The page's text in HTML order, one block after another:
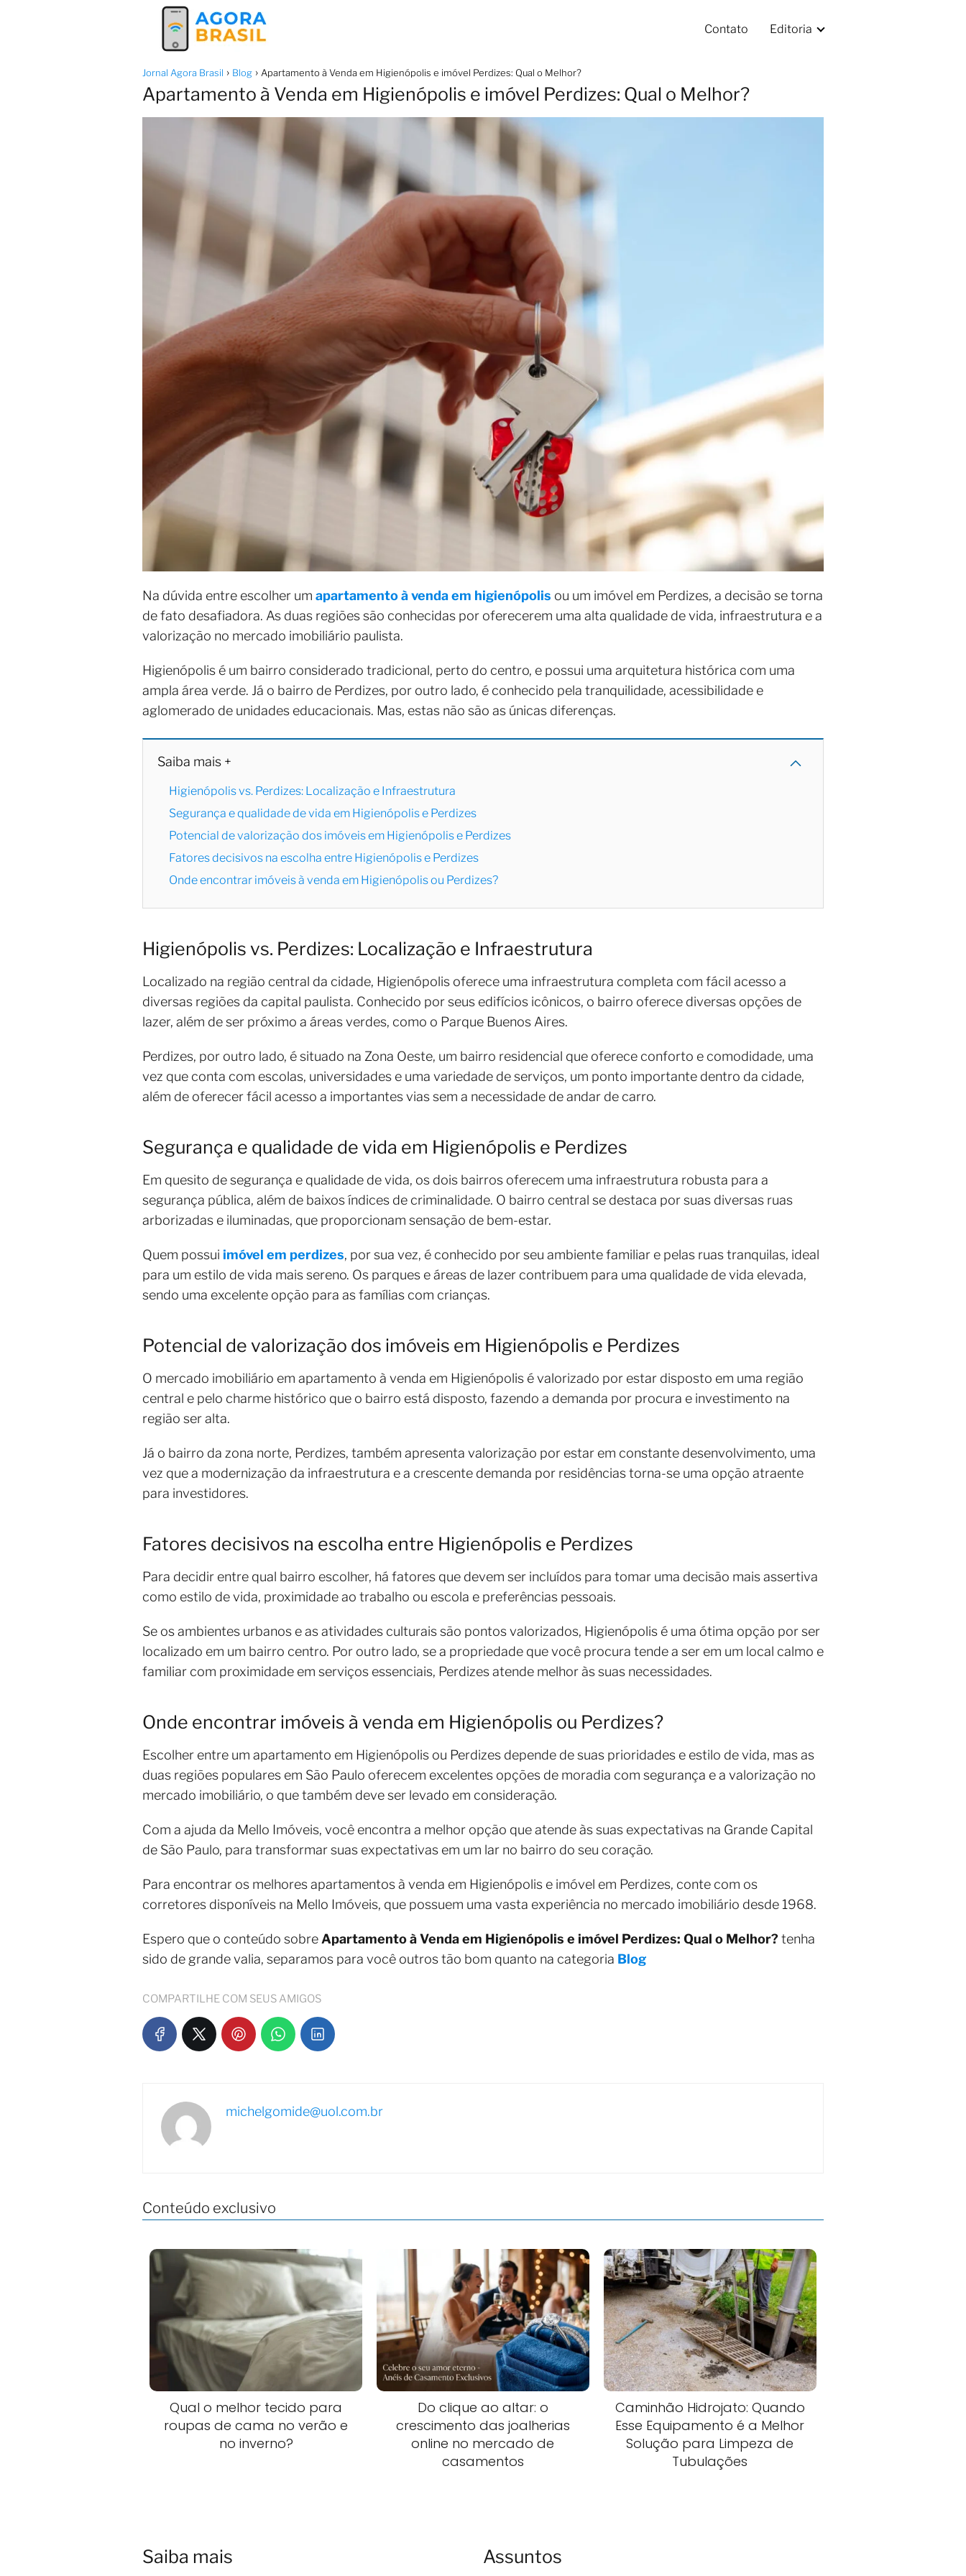
Contato Editoria
Jornal Agora Brasil Blog Apartamento à Venda em Higienópolis e imóvel Perdizes: Qual o Melhor?
Apartamento à Venda em Higienópolis e imóvel Perdizes: Qual o Melhor?
Na dúvida entre escolher um apartamento à venda em higienópolis ou um imóvel em Perdizes, a decisão se torna
de fato desafiadora. As duas regiões são conhecidas por oferecerem uma alta qualidade de vida, infraestrutura e a
valorização no mercado imobiliário paulista.
Higienópolis é um bairro considerado tradicional, perto do centro, e possui uma arquitetura histórica com uma
ampla área verde. Já o bairro de Perdizes, por outro lado, é conhecido pela tranquilidade, acessibilidade e
aglomerado de unidades educacionais. Mas, estas não são as únicas diferenças.
Saiba mais +
Higienópolis vs. Perdizes: Localização e Infraestrutura
Segurança e qualidade de vida em Higienópolis e Perdizes
Potencial de valorização dos imóveis em Higienópolis e Perdizes
Fatores decisivos na escolha entre Higienópolis e Perdizes
Onde encontrar imóveis à venda em Higienópolis ou Perdizes?
Higienópolis vs. Perdizes: Localização e Infraestrutura
Localizado na região central da cidade, Higienópolis oferece uma infraestrutura completa com fácil acesso a
diversas regiões da capital paulista. Conhecido por seus edifícios icônicos, o bairro oferece diversas opções de
lazer, além de ser próximo a áreas verdes, como o Parque Buenos Aires.
Perdizes, por outro lado, é situado na Zona Oeste, um bairro residencial que oferece conforto e comodidade, uma
vez que conta com escolas, universidades e uma variedade de serviços, um ponto importante dentro da cidade,
além de oferecer fácil acesso a importantes vias sem a necessidade de andar de carro.
Segurança e qualidade de vida em Higienópolis e Perdizes
Em quesito de segurança e qualidade de vida, os dois bairros oferecem uma infraestrutura robusta para a
segurança pública, além de baixos índices de criminalidade. O bairro central se destaca por suas diversas ruas
arborizadas e iluminadas, que proporcionam sensação de bem-estar.
Quem possui imóvel em perdizes, por sua vez, é conhecido por seu ambiente familiar e pelas ruas tranquilas, ideal
para um estilo de vida mais sereno. Os parques e áreas de lazer contribuem para uma qualidade de vida elevada,
sendo uma excelente opção para as famílias com crianças.
Potencial de valorização dos imóveis em Higienópolis e Perdizes
O mercado imobiliário em apartamento à venda em Higienópolis é valorizado por estar disposto em uma região
central e pelo charme histórico que o bairro está disposto, fazendo a demanda por procura e investimento na
região ser alta.
Já o bairro da zona norte, Perdizes, também apresenta valorização por estar em constante desenvolvimento, uma
vez que a modernização da infraestrutura e a crescente demanda por residências torna-se uma opção atraente
para investidores.
Fatores decisivos na escolha entre Higienópolis e Perdizes
Para decidir entre qual bairro escolher, há fatores que devem ser incluídos para tomar uma decisão mais assertiva
como estilo de vida, proximidade ao trabalho ou escola e preferências pessoais.
Se os ambientes urbanos e as atividades culturais são pontos valorizados, Higienópolis é uma ótima opção por ser
localizado em um bairro centro. Por outro lado, se a propriedade que você procura tende a ser em um local calmo e
familiar com proximidade em serviços essenciais, Perdizes atende melhor às suas necessidades.
Onde encontrar imóveis à venda em Higienópolis ou Perdizes?
Escolher entre um apartamento em Higienópolis ou Perdizes depende de suas prioridades e estilo de vida, mas as
duas regiões populares em São Paulo oferecem excelentes opções de moradia com segurança e a valorização no
mercado imobiliário, o que também deve ser levado em consideração.
Com a ajuda da Mello Imóveis, você encontra a melhor opção que atende às suas expectativas na Grande Capital
de São Paulo, para transformar suas expectativas em um lar no bairro do seu coração.
Para encontrar os melhores apartamentos à venda em Higienópolis e imóvel em Perdizes, conte com os
corretores disponíveis na Mello Imóveis, que possuem uma vasta experiência no mercado imobiliário desde 1968.
Espero que o conteúdo sobreApartamento à Venda em Higienópolis e imóvel Perdizes: Qual o Melhor?tenha
sido de grande valia, separamos para você outros tão bom quanto na categoria Blog
COMPARTILHE COM SEUS AMIGOS
michelgomide@uol.com.br
Conteúdo exclusivo
Qual o melhor tecido para
roupas de cama no verão e
no inverno?
Do clique ao altar: o
crescimento das joalherias
online no mercado de
casamentos
Caminhão Hidrojato: Quando
Esse Equipamento é a Melhor
Solução para Limpeza de
Tubulações
Saiba mais Assuntos